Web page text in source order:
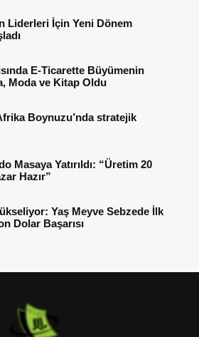
Liderleri İçin Yeni Dönem
E-Ticarette Büyümenin
Moda ve Kitap Oldu
Boynuzu’nda stratejik
Masaya Yatırıldı: “Üretim 20
Hazır”
Yaş Meyve Sebzede İlk
Dolar Başarısı